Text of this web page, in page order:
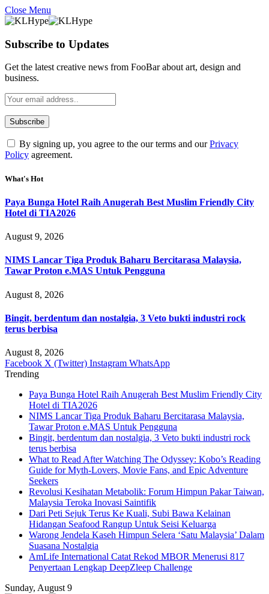
Close Menu
Subscribe to Updates
Get the latest creative news from FooBar about art, design and
business.
By signing up, you agree to the our terms and ourPrivacy
Policy agreement.
What's Hot
Paya Bunga Hotel Raih Anugerah Best Muslim Friendly City
Hotel di TIA2026
August 9, 2026
NIMS Lancar Tiga Produk Baharu Bercitarasa Malaysia,
Tawar Proton e.MAS Untuk Pengguna
August 8, 2026
Bingit, berdentum dan nostalgia, 3 Veto bukti industri rock
terus berbisa
August 8, 2026
Facebook X (Twitter) Instagram WhatsApp
Trending
Paya Bunga Hotel Raih Anugerah Best Muslim Friendly City
Hotel di TIA2026
NIMS Lancar Tiga Produk Baharu Bercitarasa Malaysia,
Tawar Proton e.MAS Untuk Pengguna
Bingit, berdentum dan nostalgia, 3 Veto bukti industri rock
terus berbisa
What to Read After Watching The Odyssey: Kobo’s Reading
Guide for Myth-Lovers, Movie Fans, and Epic Adventure
Seekers
Revolusi Kesihatan Metabolik: Forum Himpun Pakar Taiwan,
Malaysia Teroka Inovasi Saintifik
Dari Peti Sejuk Terus Ke Kuali, Subi Bawa Kelainan
Hidangan Seafood Rangup Untuk Seisi Keluarga
Warong Jendela Kaseh Himpun Selera ‘Satu Malaysia’ Dalam
Suasana Nostalgia
AmLife International Catat Rekod MBOR Menerusi 817
Penyertaan Lengkap DeepZleep Challenge
Sunday, August 9